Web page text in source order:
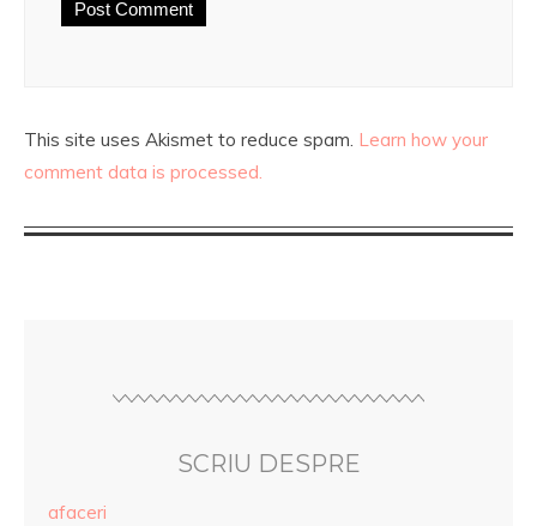
This site uses Akismet to reduce spam. Learn how your
comment data is processed.
SCRIU DESPRE
afaceri